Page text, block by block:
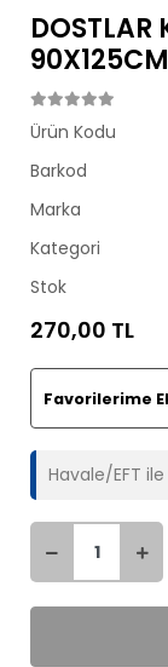
DOSTLAR
90X125CM
Ürün Kodu
Barkod
Marka
Kategori
Stok
270,00 TL
Favorilerime
Havale/EFT ile